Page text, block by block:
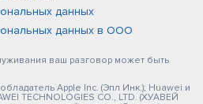
данных
данных в ООО
ваш разговор может быть
Apple Inc. (Эпл Инк.); Huawei и
TECHNOLOGIES CO., LTD. (ХУАВЕЙ